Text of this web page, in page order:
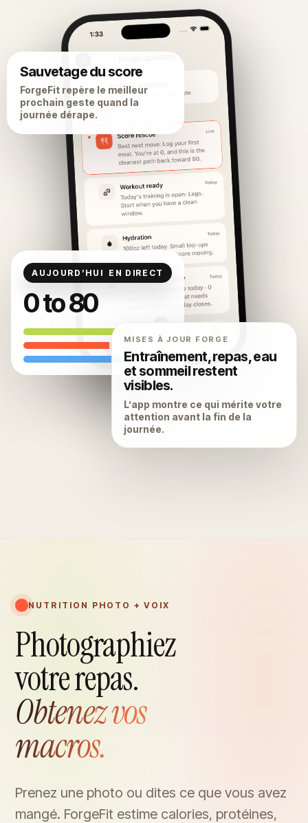
Sauvetage du score
ForgeFit repère le meilleur
prochain geste quand la
journée dérape.
AUJOURD’HUI EN DIRECT
0 to 80
MISES À JOUR FORGE
Entraînement, repas, eau
et sommeil restent
visibles.
L’app montre ce qui mérite votre
attention avant la fin de la
journée.
NUTRITION PHOTO + VOIX
Photographiez
votre repas.
Obtenez vos
macros.
Prenez une photo ou dites ce que vous avez
mangé. ForgeFit estime calories, protéines,